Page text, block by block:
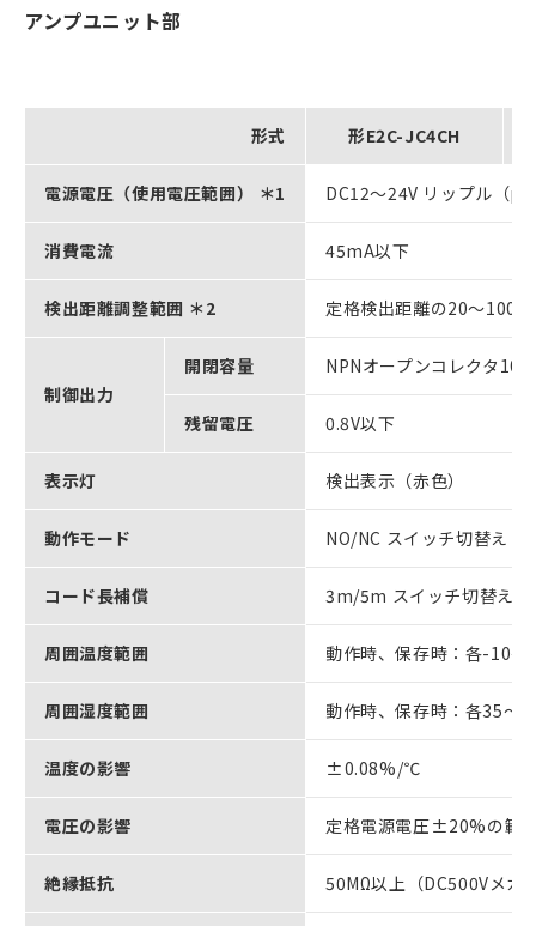
アンプユニット部
形式 形E2C-JC4CH
電源電圧（使用電圧範囲） ＊1 DC12～24V リップル（
消費電流 45mA以下
検出距離調整範囲 ＊2 定格検出距離の20～
制御出力
開閉容量 NPNオープンコレクタ
残留電圧 0.8V以下
表示灯 検出表示（赤色）
動作モード NO/NC スイッチ切替え
コード長補償 3m/5m スイッチ切替え
周囲温度範囲 動作時、保存時：各-10
周囲湿度範囲 動作時、保存時：各35～
温度の影響 ±0.08%/℃
電圧の影響 定格電源電圧±20%の範
絶縁抵抗 50MΩ以上（DC500Vメガ